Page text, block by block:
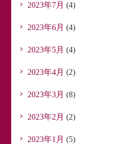
2023年7月 (4)
2023年6月 (4)
2023年5月 (4)
2023年4月 (2)
2023年3月 (8)
2023年2月 (2)
2023年1月 (5)